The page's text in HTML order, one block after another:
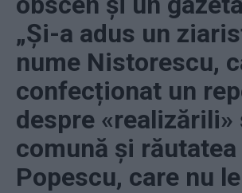
„Și-a adus un
nume Nistorescu,
confecționat un
despre «realizărili»
comună și răutatea
Popescu, care nu